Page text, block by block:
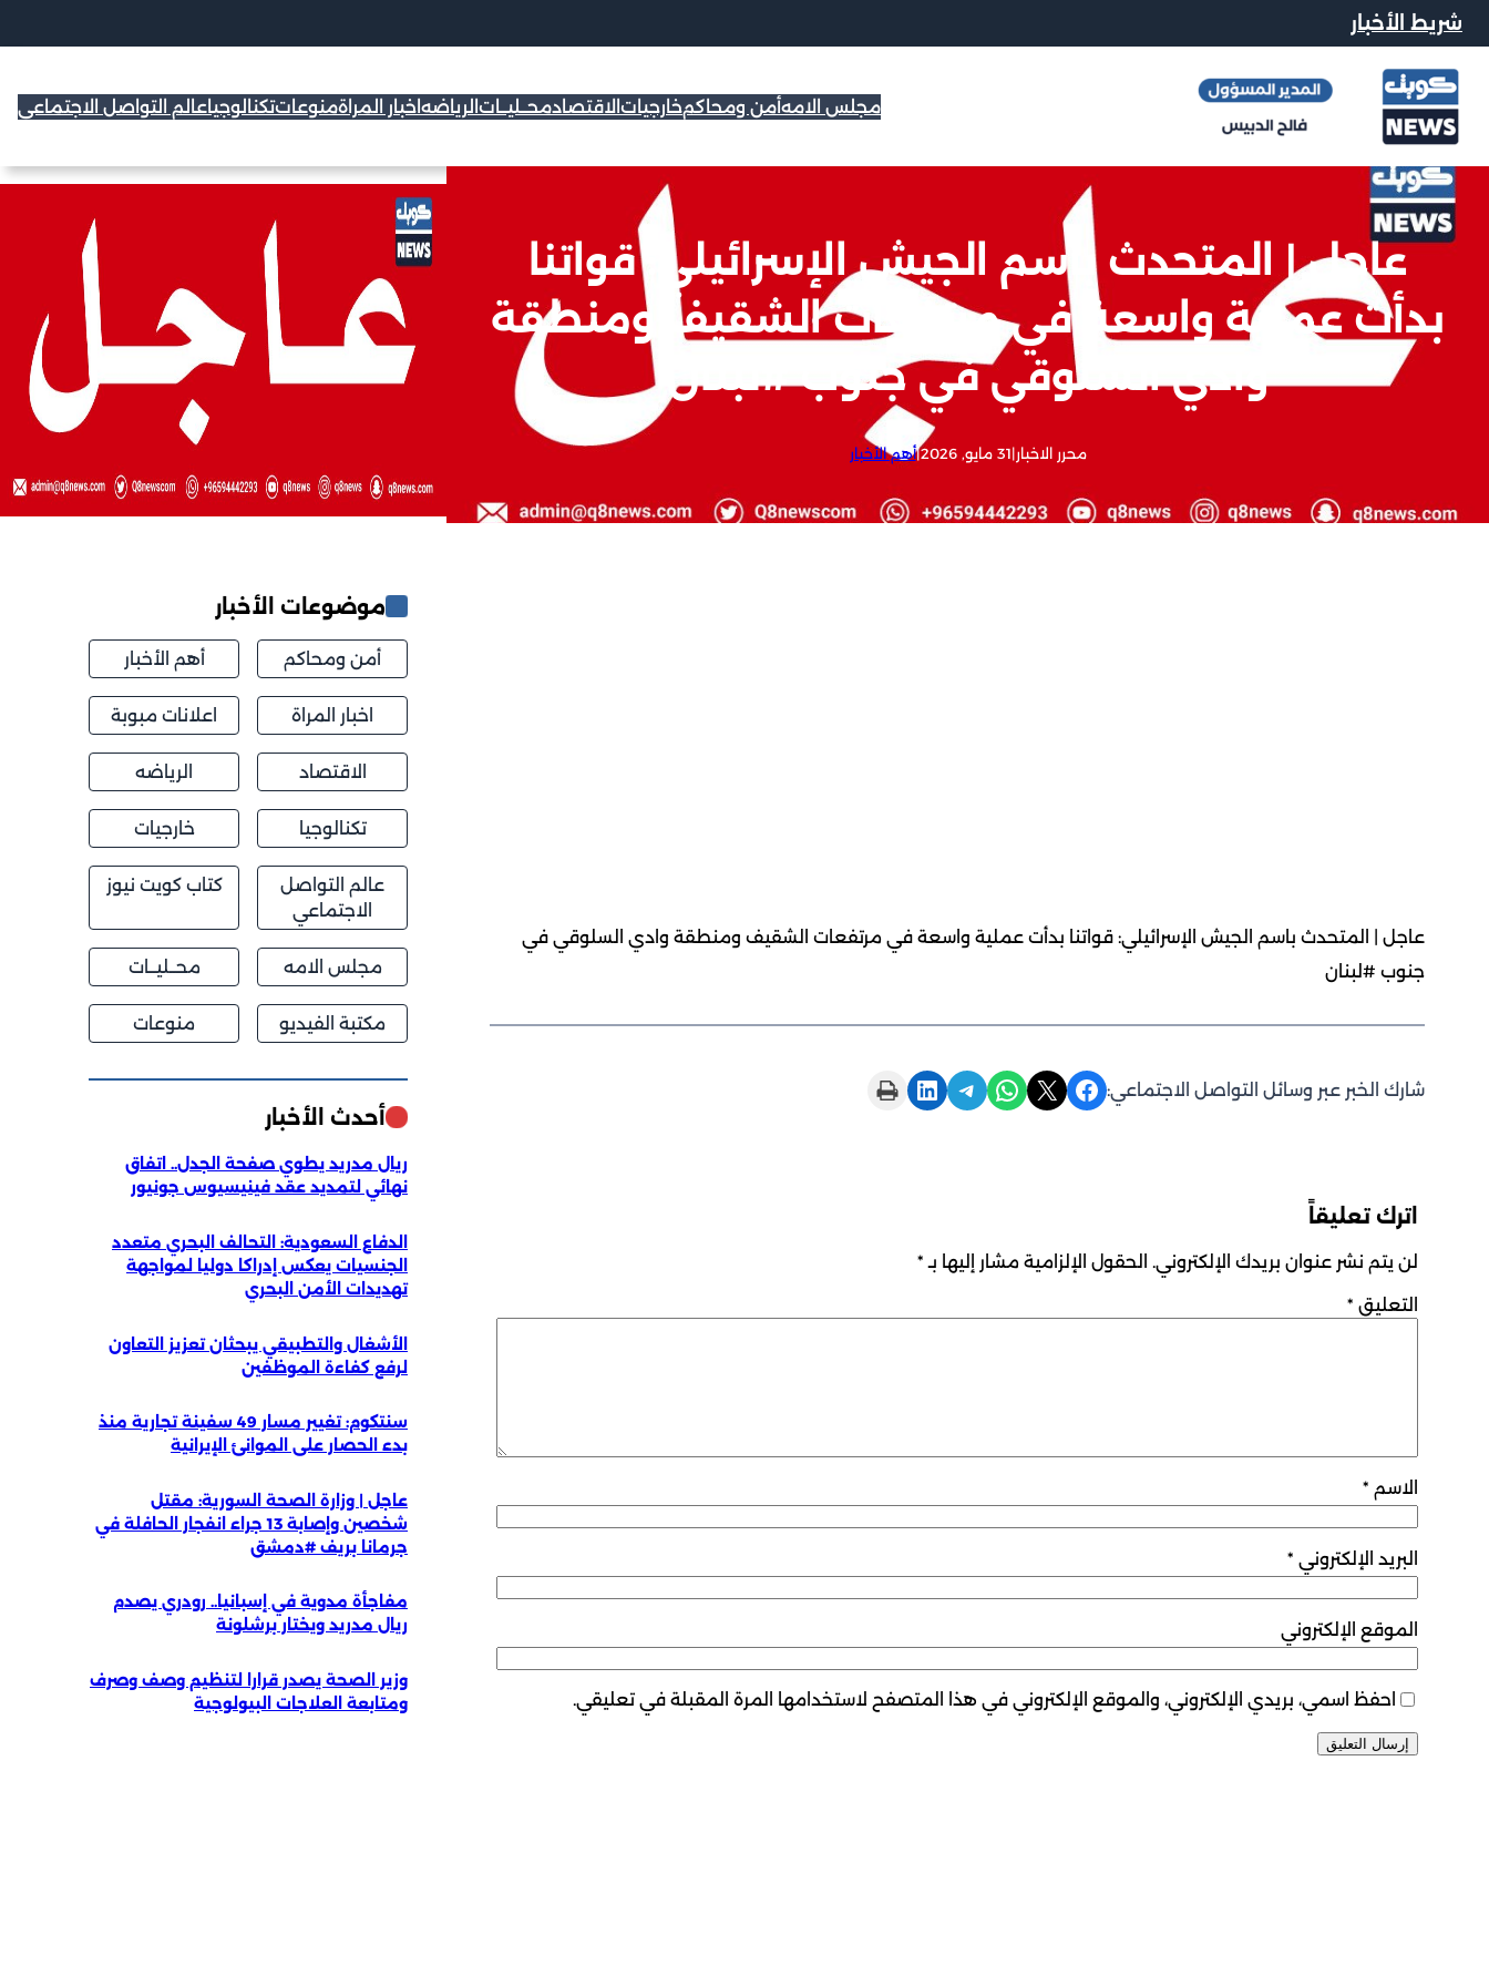
شريط الأخبار
مجلس الامهأمن ومحاكمخارجيات الاقتصادمحــليــات الرياضه اخبار المراةمنوعاتتكنالوجياعالم التواصل الاجتماعي
عاجل | المتحدث باسم الجيش الإسرائيلي: قواتنا
بدأت عملية واسعة في مرتفعات الشقيف ومنطقة
وادي السلوقي في جنوب #لبنان
محرر الاخبار|31 مايو, 2026 |أهم الأخبار
عاجل | المتحدث باسم الجيش الإسرائيلي: قواتنا بدأت عملية واسعة في مرتفعات الشقيف ومنطقة وادي السلوقي في
جنوب #لبنان
شارك الخبر عبر وسائل التواصل الاجتماعي: Share on Facebook
Share on X
Share on WhatsApp
Share on Telegram
Share on LinkedIn
Print this Page
اترك تعليقاً
لن يتم نشر عنوان بريدك الإلكتروني. الحقول الإلزامية مشار إليها بـ *
التعليق *
الاسم *
البريد الإلكتروني *
الموقع الإلكتروني
احفظ اسمي، بريدي الإلكتروني، والموقع الإلكتروني في هذا المتصفح لاستخدامها المرة المقبلة في تعليقي.
موضوعات الأخبار
أمن ومحاكم أهم الأخبار
اخبار المراة اعلانات مبوبة
الاقتصاد الرياضه
تكنالوجيا خارجيات
عالم التواصل
الاجتماعي
كتاب كويت نيوز
مجلس الامه محــليــات
مكتبة الفيديو منوعات
أحدث الأخبار
ريال مدريد يطوي صفحة الجدل.. اتفاق
نهائي لتمديد عقد فينيسيوس جونيور
الدفاع السعودية: التحالف البحري متعدد
الجنسيات يعكس إدراكا دوليا لمواجهة
تهديدات الأمن البحري
الأشغال والتطبيقي يبحثان تعزيز التعاون
لرفع كفاءة الموظفين
سنتكوم: تغيير مسار 49 سفينة تجارية منذ
بدء الحصار على الموانئ الإيرانية
عاجل | وزارة الصحة السورية: مقتل
شخصين وإصابة 13 جراء انفجار الحافلة في
جرمانا بريف #دمشق
مفاجأة مدوية في إسبانيا.. رودري يصدم
ريال مدريد ويختار برشلونة
وزير الصحة يصدر قرارا لتنظيم وصف وصرف
ومتابعة العلاجات البيولوجية